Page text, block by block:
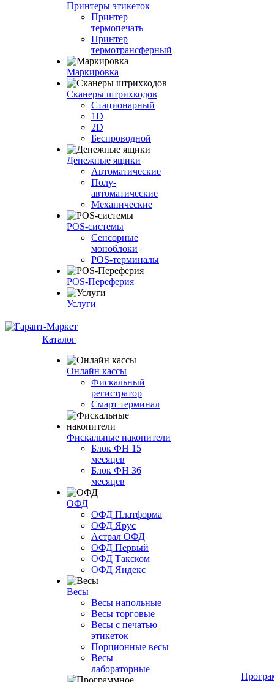
Принтеры этикеток
Принтер
термопечать
Принтер
термотрансферный
Маркировка
Сканеры штрихкодов
Стационарный
1D
2D
Беспроводной
Денежные ящики
Автоматические
Полу-
автоматические
Механические
POS-системы
Сенсорные
моноблоки
POS-терминалы
POS-Переферия
Услуги
Каталог
Онлайн кассы
Фискальный
регистратор
Смарт терминал
Фискальные накопители
Блок ФН 15
месяцев
Блок ФН 36
месяцев
ОФД
ОФД Платформа
ОФД Ярус
Астрал ОФД
ОФД Первый
ОФД Такском
ОФД Яндекс
Весы
Весы напольные
Весы торговые
Весы с печатью
этикеток
Порционные весы
Весы
лабораторные